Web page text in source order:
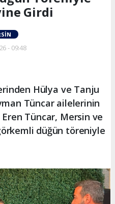
Girdi
- 09:48
Hülya ve Tanju
Tüncar ailelerinin
Tüncar, Mersin ve
düğün töreniyle